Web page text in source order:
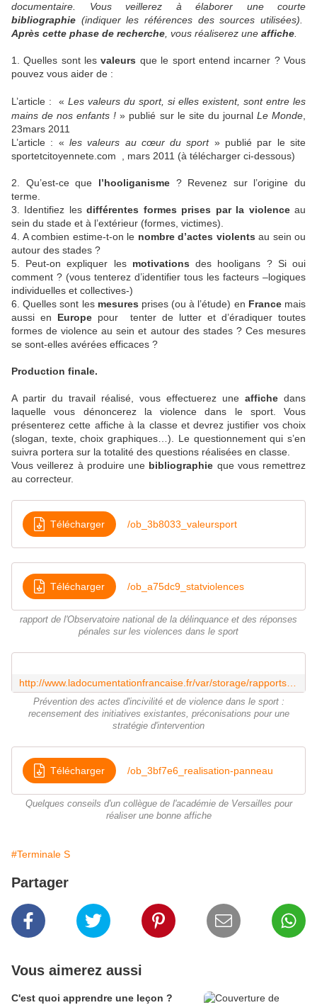
documentaire. Vous veillerez à élaborer une courte
bibliographie (indiquer les références des sources utilisées).
Après cette phase de recherche , vous réaliserez une affiche
1. Quelles sont lesvaleurs que le sport entend incarner ? Vous
pouvez vous aider de :
L’article : « Les valeurs du sport, si elles existent, sont entre les
mains de nos enfants ! » publié sur le site du journal Le Monde
23mars 2011
L’article : « les valeurs au cœur du sport» publié par le site
sportetcitoyennete.com , mars 2011 (à télécharger ci-dessous)
2. Qu’est-ce que l’hooliganisme? Revenez sur l’origine du
terme.
3. Identifiez lesdifférentes formes prises par la violenceau
sein du stade et à l’extérieur (formes, victimes).
4. A combien estime-t-on le nombre d’actes violents au sein ou
autour des stades ?
5. Peut-on expliquer les motivations des hooligans ? Si oui
comment ? (vous tenterez d’identifier tous les facteurs –logiques
individuelles et collectives-)
6. Quelles sont les mesures prises (ou à l’étude) en Francemais
aussi en Europe pour tenter de lutter et d’éradiquer toutes
formes de violence au sein et autour des stades ? Ces mesures
se sont-elles avérées efficaces ?
Production finale.
A partir du travail réalisé, vous effectuerez une affiche dans
laquelle vous dénoncerez la violence dans le sport. Vous
présenterez cette affiche à la classe et devrez justifier vos choix
(slogan, texte, choix graphiques…). Le questionnement qui s’en
suivra portera sur la totalité des questions réalisées en classe.
Vous veillerez à produire une bibliographie que vous remettrez
au correcteur.
Télécharger /ob_3b8033_valeursport
Télécharger /ob_a75dc9_statviolences
rapport de l'Observatoire national de la délinquance et des réponses
pénales sur les violences dans le sport
Prévention des actes d'incivilité et de violence dans le sport :
recensement des initiatives existantes, préconisations pour une
stratégie d'intervention
Télécharger /ob_3bf7e6_realisation-panneau
Quelques conseils d'un collègue de l'académie de Versailles pour
réaliser une bonne affiche
#Terminale S
Partager
Vous aimerez aussi
C'est quoi apprendre une leçon ?